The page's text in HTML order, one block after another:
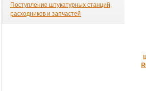
Поступление штукатурных станций,
расходников и запчастей